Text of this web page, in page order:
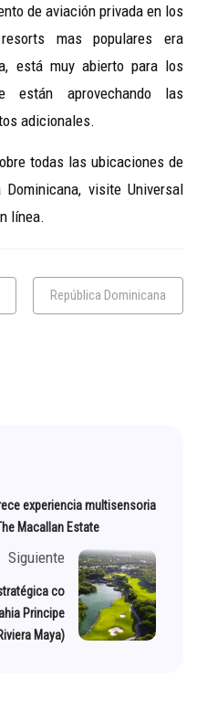
de aviación privada en los
mas populares era
está muy abierto para los
están aprovechando las
adicionales.
todas las ubicaciones de
visite Universal
línea.
República Dominicana
experiencia multisensoria
Macallan Estate
Siguiente
co
Principe
Maya)